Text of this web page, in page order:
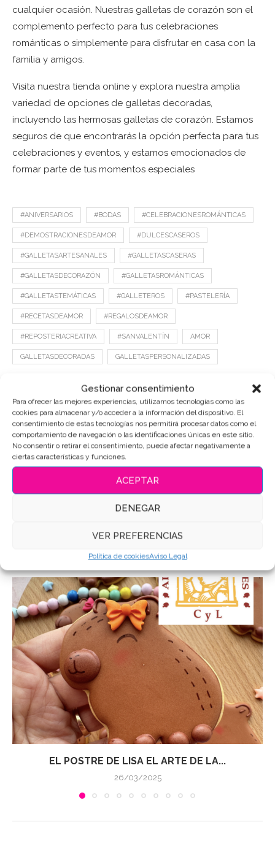
Gestionar consentimiento
Para ofrecer las mejores experiencias, utilizamos tecnologías como las
cookies para almacenar y/o acceder a la información del dispositivo. El
consentimiento de estas tecnologías nos permitirá procesar datos como el
comportamiento de navegación o las identificaciones únicas en este sitio.
No consentir o retirar el consentimiento, puede afectar negativamente a
ciertas características y funciones.
ACEPTAR
DENEGAR
VER PREFERENCIAS
Política de cookiesAviso Legal
cualquier ocasión. Nuestras galletas de corazón son el
complemento perfecto para tus celebraciones
románticas o simplemente para disfrutar en casa con la
familia y amigos.
Visita nuestra tienda online y explora nuestra amplia
variedad de opciones de galletas decoradas,
incluyendo las hermosas galletas de corazón. Estamos
seguros de que encontrarás la opción perfecta para tus
celebraciones y eventos, y estamos emocionados de
formar parte de tus momentos especiales
#ANIVERSARIOS #BODAS #CELEBRACIONESROMÁNTICAS
#DEMOSTRACIONESDEAMOR #DULCESCASEROS
#GALLETASARTESANALES #GALLETASCASERAS
#GALLETASDECORAZÓN #GALLETASROMÁNTICAS
#GALLETASTEMÁTICAS #GALLETEROS #PASTELERÍA
#RECETASDEAMOR #REGALOSDEAMOR
#REPOSTERIACREATIVA #SANVALENTÍN AMOR
GALLETASDECORADAS GALLETASPERSONALIZADAS
3 Comentarios 0
Entrada Anterior
GALLETAS DE SANDÍA: ¡UN TOQUE REFRESCANTE Y
DIVERTIDO PARA TUS CREACIONES DULCES!
Entrada Siguiente
QUESADA DE LISA: UNA DELICIOSA RECETA CASERA PARA
DISFRUTAR EN FAMILIA
OTRAS ENTRADAS QUE TE PUEDEN INTERESAR
EL POSTRE DE LISA EL ARTE DE LA...
26/03/2025